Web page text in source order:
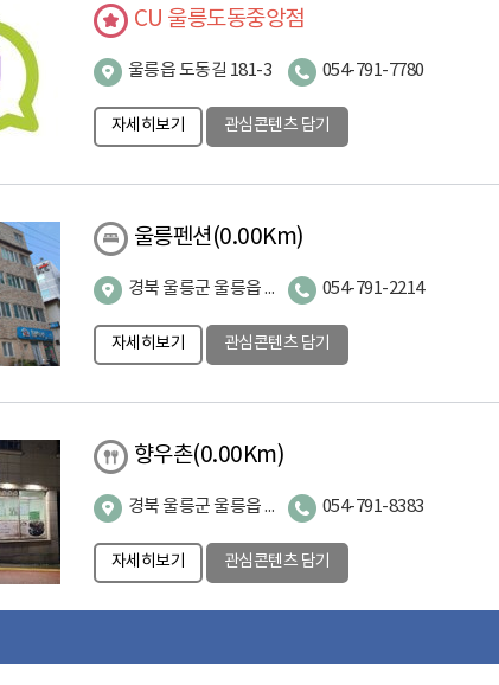
CU 울릉도동중앙점
울릉읍 도동길 181-3 054-791-7780
자세히보기 관심콘텐츠 담기
울릉펜션(0.00Km)
경북 울릉군 울릉읍 도동길 181 054-791-2214
자세히보기 관심콘텐츠 담기
향우촌(0.00Km)
경북 울릉군 울릉읍 도동길 186 054-791-8383
자세히보기 관심콘텐츠 담기